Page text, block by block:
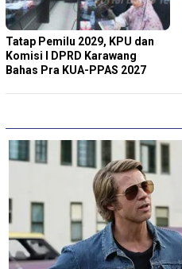
Tatap Pemilu 2029, KPU dan
Komisi I DPRD Karawang
Bahas Pra KUA-PPAS 2027